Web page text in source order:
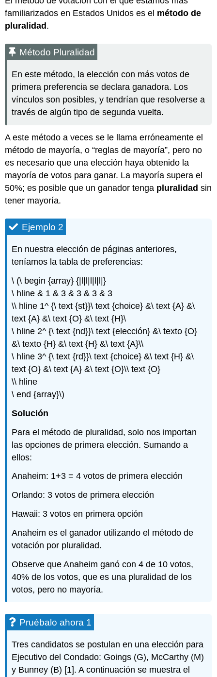
familiarizados en Estados Unidos es el método de
pluralidad.
Método Pluralidad
En este método, la elección con más votos de
primera preferencia se declara ganadora. Los
vínculos son posibles, y tendrían que resolverse a
través de algún tipo de segunda vuelta.
A este método a veces se le llama erróneamente el
método de mayoría, o “reglas de mayoría”, pero no
es necesario que una elección haya obtenido la
mayoría de votos para ganar. La mayoría supera el
50%; es posible que un ganador tenga pluralidad sin
tener mayoría.
Ejemplo 2
En nuestra elección de páginas anteriores,
teníamos la tabla de preferencias:
\ (\ begin {array} {|l|l|l|l|l|}
\ hline & 1 & 3 & 3 & 3 & 3
\\ hline 1^ {\ text {st}}\ text {choice} &\ text {A} &\
text {A} &\ text {O} &\ text {H}\
\ hline 2^ {\ text {nd}}\ text {elección} &\ texto {O}
&\ texto {H} &\ text {H} &\ text {A}\\
\ hline 3^ {\ text {rd}}\ text {choice} &\ text {H} &\
text {O} &\ text {A} &\ text {O}\\ text {O}
\\ hline
\ end {array}\)
Solución
Para el método de pluralidad, solo nos importan
las opciones de primera elección. Sumando a
ellos:
Anaheim: 1+3 = 4 votos de primera elección
Orlando: 3 votos de primera elección
Hawaii: 3 votos en primera opción
Anaheim es el ganador utilizando el método de
votación por pluralidad.
Observe que Anaheim ganó con 4 de 10 votos,
40% de los votos, que es una pluralidad de los
votos, pero no mayoría.
Pruébalo ahora 1
Tres candidatos se postulan en una elección para
Ejecutivo del Condado: Goings (G), McCarthy (M)
y Bunney (B) [1]. A continuación se muestra el